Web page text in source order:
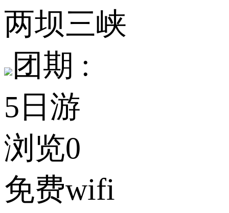
两坝三峡
团期 :
5日游
浏览0
免费wifi